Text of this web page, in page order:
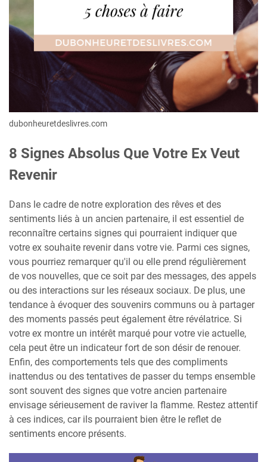
dubonheuretdeslivres.com
8 Signes Absolus Que Votre Ex Veut
Revenir
Dans le cadre de notre exploration des rêves et des
sentiments liés à un ancien partenaire, il est essentiel de
reconnaître certains signes qui pourraient indiquer que
votre ex souhaite revenir dans votre vie. Parmi ces signes,
vous pourriez remarquer qu'il ou elle prend régulièrement
de vos nouvelles, que ce soit par des messages, des appels
ou des interactions sur les réseaux sociaux. De plus, une
tendance à évoquer des souvenirs communs ou à partager
des moments passés peut également être révélatrice. Si
votre ex montre un intérêt marqué pour votre vie actuelle,
cela peut être un indicateur fort de son désir de renouer.
Enfin, des comportements tels que des compliments
inattendus ou des tentatives de passer du temps ensemble
sont souvent des signes que votre ancien partenaire
envisage sérieusement de raviver la flamme. Restez attentif
à ces indices, car ils pourraient bien être le reflet de
sentiments encore présents.